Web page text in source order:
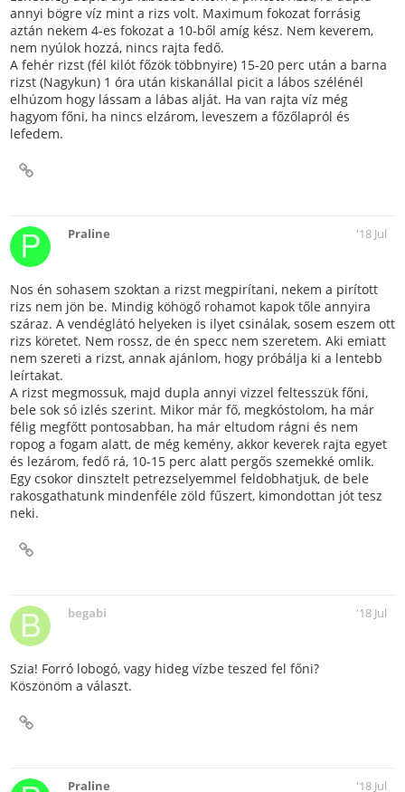
annyi bögre víz mint a rizs volt. Maximum fokozat forrásig
aztán nekem 4-es fokozat a 10-ből amíg kész. Nem keverem,
nem nyúlok hozzá, nincs rajta fedő.
A fehér rizst (fél kilót főzök többnyire) 15-20 perc után a barna
rizst (Nagykun) 1 óra után kiskanállal picit a lábos szélénél
elhúzom hogy lássam a lábas alját. Ha van rajta víz még
hagyom főni, ha nincs elzárom, leveszem a főzőlapról és
lefedem.
Praline '18 Jul
Nos én sohasem szoktan a rizst megpirítani, nekem a pirított
rizs nem jön be. Mindig köhögő rohamot kapok tőle annyira
száraz. A vendéglátó helyeken is ilyet csinálak, sosem eszem ott
rizs köretet. Nem rossz, de én specc nem szeretem. Aki emiatt
nem szereti a rizst, annak ajánlom, hogy próbálja ki a lentebb
leírtakat.
A rizst megmossuk, majd dupla annyi vizzel feltesszük főni,
bele sok só izlés szerint. Mikor már fő, megkóstolom, ha már
félig megfőtt pontosabban, ha már eltudom rágni és nem
ropog a fogam alatt, de még kemény, akkor keverek rajta egyet
és lezárom, fedő rá, 10-15 perc alatt pergős szemekké omlik.
Egy csokor dinsztelt petrezselyemmel feldobhatjuk, de bele
rakosgathatunk mindenféle zöld fűszert, kimondottan jót tesz
neki.
begabi '18 Jul
Szia! Forró lobogó, vagy hideg vízbe teszed fel főni?
Köszönöm a választ.
Praline '18 Jul